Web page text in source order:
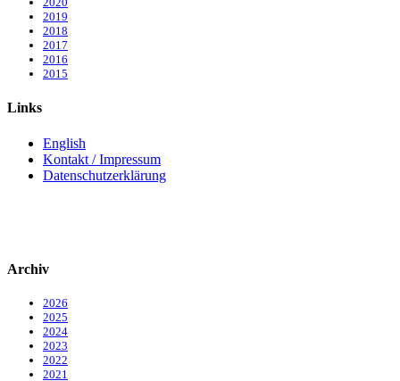
2019
2018
2017
2016
2015
Links
English
Kontakt / Impressum
Datenschutzerklärung
Archiv
2026
2025
2024
2023
2022
2021